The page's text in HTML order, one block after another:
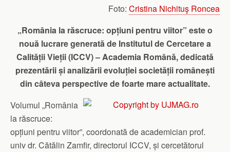
Foto: Cristina Nichituş Roncea
„România la răscruce: opțiuni pentru viitor” este o
nouă lucrare generată de Institutul de Cercetare a
Calității Vieții (ICCV) – Academia Română, dedicată
prezentării și analizării evoluției societății românești
din câteva perspective de foarte mare actualitate.
Volumul „România
la răscruce:
opțiuni pentru viitor”, coordonată de academician prof.
univ dr. Cătălin Zamfir, directorul ICCV, și cercetătorul